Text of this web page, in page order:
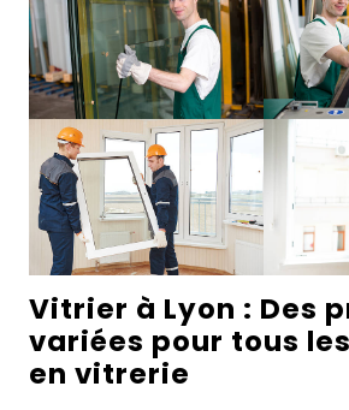
Vitrier à Lyon : Des
variées pour tous
en vitrerie